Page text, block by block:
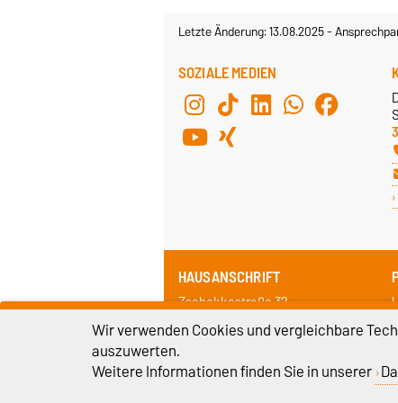
Letzte Änderung: 13.08.2025-
SOZIALE MEDIEN
HAUSANSCHRIFT
Zschokkestraße 32
39104 Magdeburg
Wir verwenden Cookies und vergleichbare
auszuwerten.
Weitere Informationen finden Sie in unserer